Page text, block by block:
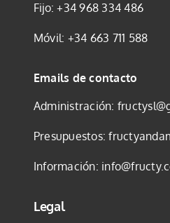
Fijo:+34 968 334 486
Móvil: +34 663 711 588
Emails de contacto
Administración:
Presupuestos:
Información:
Legal